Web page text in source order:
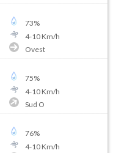
73%
4-10Km/h
Ovest
75%
4-10Km/h
Sud O
76%
4-10Km/h